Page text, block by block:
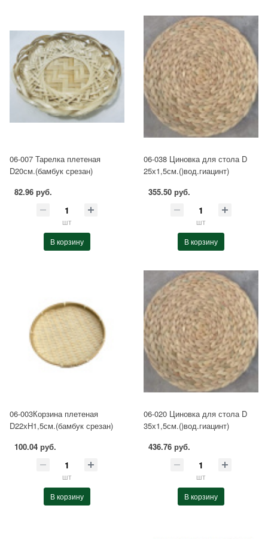
06-007 Тарелка плетеная
D20см.(бамбук срезан)
82.96 руб.
шт
В корзину
06-038 Циновка для стола D
25х1,5см.()вод.гиацинт)
355.50 руб.
шт
В корзину
06-003Корзина плетеная
D22хH1,5см.(бамбук срезан)
100.04 руб.
шт
В корзину
06-020 Циновка для стола D
35х1,5см.()вод.гиацинт)
436.76 руб.
шт
В корзину